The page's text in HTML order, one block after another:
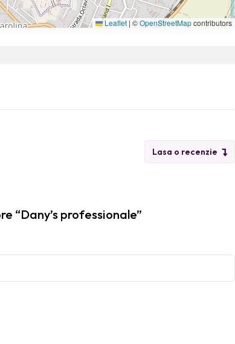
Leaflet | ©OpenStreetMapcontributors
Lasa o recenzie
“Dany’s professionale”